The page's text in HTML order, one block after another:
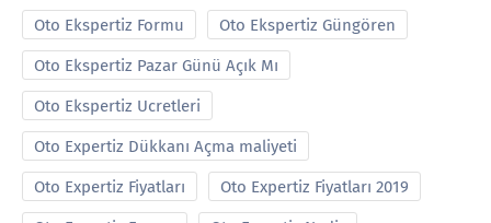
Oto Ekspertiz Formu Oto Ekspertiz Güngören
Oto Ekspertiz Pazar Günü Açık Mı
Oto Ekspertiz Ucretleri
Oto Expertiz Dükkanı Açma maliyeti
Oto Expertiz Fiyatları Oto Expertiz Fiyatları 2019